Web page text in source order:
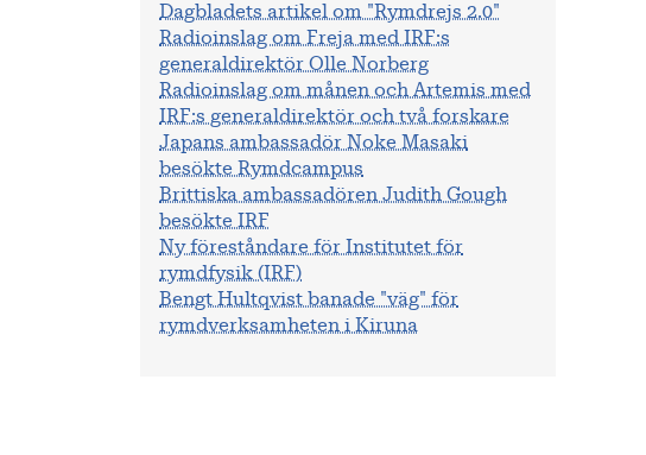
Dagbladets artikel om "Rymdrejs 2.0"
Radioinslag om Freja med IRF:s
generaldirektör Olle Norberg
Radioinslag om månen och Artemis med
IRF:s generaldirektör och två forskare
Japans ambassadör Noke Masaki
besökte Rymdcampus
Brittiska ambassadören Judith Gough
besökte IRF
Ny föreståndare för Institutet för
rymdfysik (IRF)
Bengt Hultqvist banade "väg" för
rymdverksamheten i Kiruna